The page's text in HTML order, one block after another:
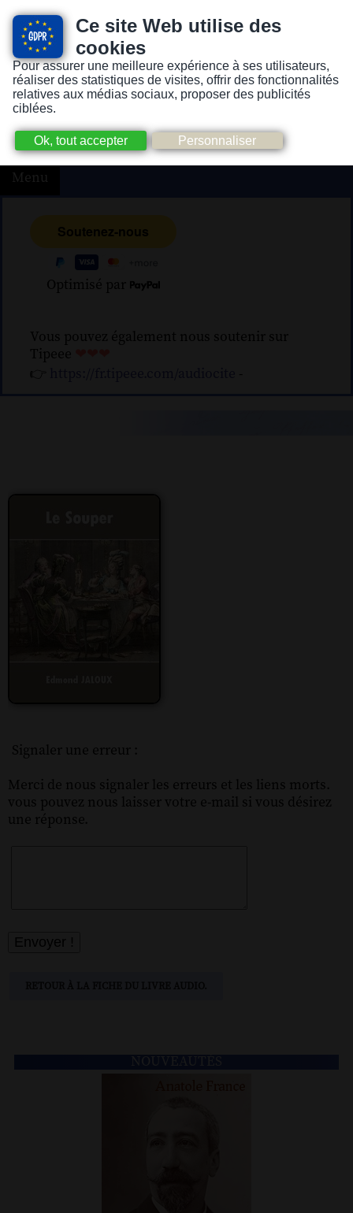
Ce site Web utilise des
cookies
Pour assurer une meilleure expérience à ses utilisateurs,
réaliser des statistiques de visites, offrir des fonctionnalités
relatives aux médias sociaux, proposer des publicités
ciblées.
Version pour personnes mal-voyantes ou non-voyantes
Menu
Optimisé par
Vous pouvez également nous soutenir sur
Tipeee
👉
-
Signaler une erreur :
Merci de nous signaler les erreurs et les liens morts.
vous pouvez nous laisser votre e-mail si vous désirez
une réponse.